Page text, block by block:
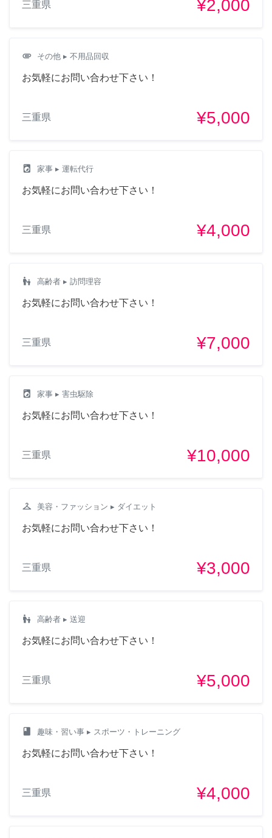
三重県 ¥2,000
attachment その他 ▸ 不用品回収
お気軽にお問い合わせ下さい！
三重県 ¥5,000
local_laundry_service 家事 ▸ 運転代行
お気軽にお問い合わせ下さい！
三重県 ¥4,000
escalator_warning 高齢者 ▸ 訪問理容
お気軽にお問い合わせ下さい！
三重県 ¥7,000
local_laundry_service 家事 ▸ 害虫駆除
お気軽にお問い合わせ下さい！
三重県 ¥10,000
checkroom 美容・ファッション ▸ ダイエット
お気軽にお問い合わせ下さい！
三重県 ¥3,000
escalator_warning 高齢者 ▸ 送迎
お気軽にお問い合わせ下さい！
三重県 ¥5,000
class 趣味・習い事 ▸ スポーツ・トレーニング
お気軽にお問い合わせ下さい！
三重県 ¥4,000